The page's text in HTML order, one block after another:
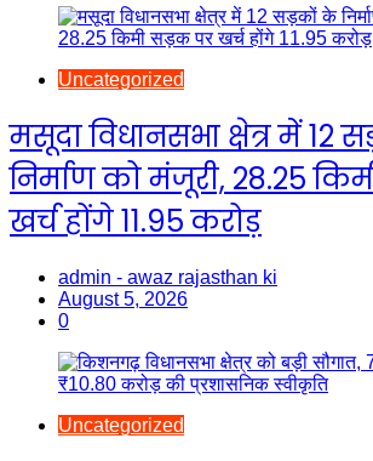
Uncategorized
मसूदा विधानसभा क्षेत्र में 12
निर्माण को मंजूरी, 28.25
खर्च होंगे 11.95 करोड़
admin - awaz rajasthan ki
August 5, 2026
0
Uncategorized